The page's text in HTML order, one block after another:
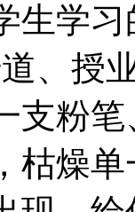
生学
、授
支粉
枯燥